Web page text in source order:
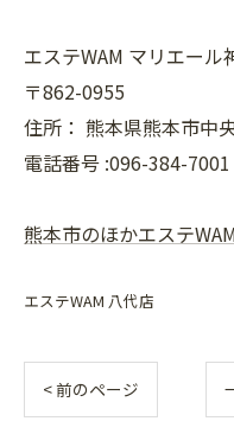
エステWAM マリエール
〒862-0955
住所： 熊本県熊本市中
電話番号 :096-384-7001
熊本市のほかエステ
エステWAM 八代店
< 前のページ